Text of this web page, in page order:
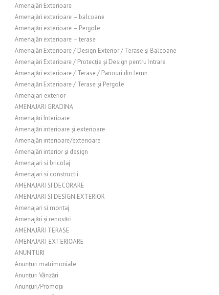
Amenajări Exterioare
Amenajări exterioare – balcoane
Amenajări exterioare – Pergole
Amenajări exterioare – terase
Amenajări Exterioare / Design Exterior / Terase și Balcoane
Amenajări Exterioare / Protecție și Design pentru Intrare
Amenajări exterioare / Terase / Panouri din lemn
Amenajări Exterioare / Terase și Pergole
Amenajari exterior
AMENAJARI GRADINA
Amenajări Interioare
Amenajări interioare și exterioare
Amenajări interioare/exterioare
Amenajări interior și design
Amenajari si bricolaj
Amenajari si constructii
AMENAJARI SI DECORARE
AMENAJARI SI DESIGN EXTERIOR
Amenajari si montaj
Amenajări și renovări
AMENAJĂRI TERASE
AMENAJARI_EXTERIOARE
ANUNTURI
Anunțuri matrimoniale
Anunțuri Vânzări
Anunțuri/Promoții